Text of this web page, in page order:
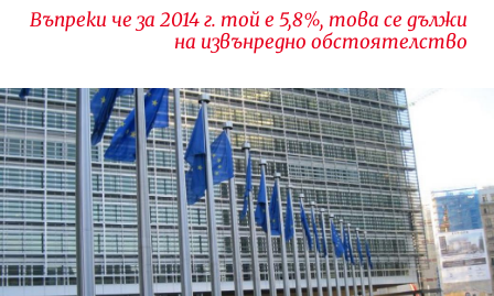
Въпреки че за 2014 г. той е 5,8%, това се дължи
на извънредно обстоятелство